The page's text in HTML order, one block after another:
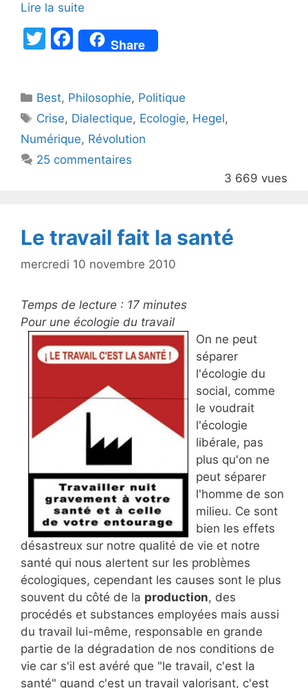
Lire la suite
T
er
F
a
e
b
o
o
Share
Catégories
Best, Philosophie, Politique
Étiquettes
Crise, Dialectique, Ecologie, Hegel,
Numérique, Révolution
25 commentaires
3 669 vues
Le travail fait la santé
mercredi 10 novembre 2010
Temps de lecture : 17 minutes
Pour une écologie du travail
On ne peut
séparer
l'écologie du
social, comme
le voudrait
l'écologie
libérale, pas
plus qu'on ne
peut séparer
l'homme de son
milieu. Ce sont
bien les effets
désastreux sur notre qualité de vie et notre
santé qui nous alertent sur les problèmes
écologiques, cependant les causes sont le plus
souvent du côté de la production, des
procédés et substances employées mais aussi
du travail lui-même, responsable en grande
partie de la dégradation de nos conditions de
vie car s'il est avéré que "le travail, c'est la
santé" quand c'est un travail valorisant, c'est